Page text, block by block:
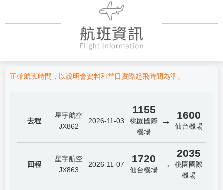
正確航班時間，以說明會資料和當日實際起飛時間為準。
去程
星宇航空
JX862
2026-11-03
1155
桃園國際
機場
→ 1600
仙台機場
回程
星宇航空
JX863
2026-11-07 1720
仙台機場 →
2035
桃園國際
機場